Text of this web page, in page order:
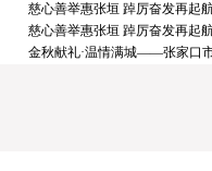
慈心善举惠张垣 踔厉奋发再起
慈心善举惠张垣 踔厉奋发再起
金秋献礼·温情满城——张家口